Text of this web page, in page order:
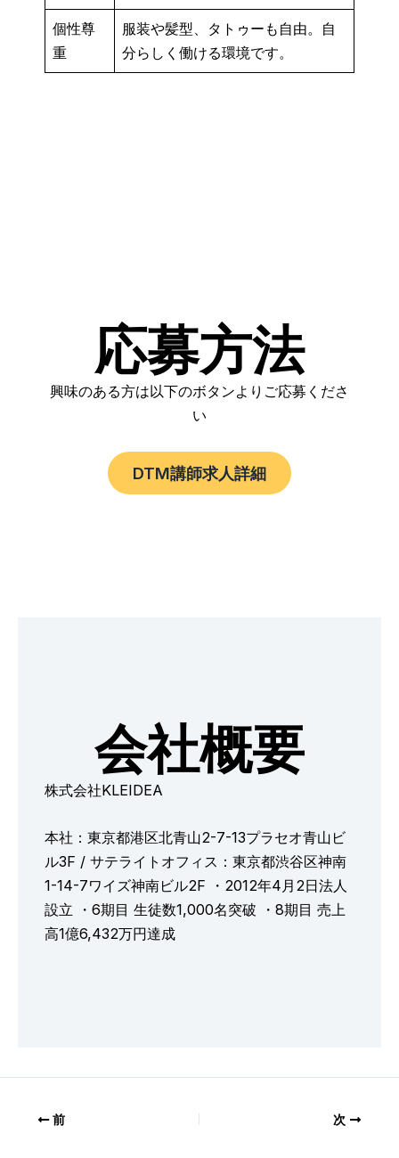
個性尊
重
服装や髪型、タトゥーも自由。自
分らしく働ける環境です。
応募方法
興味のある方は以下のボタンよりご応募くださ
い
DTM講師求人詳細
会社概要
株式会社KLEIDEA
本社：東京都港区北青山2-7-13プラセオ青山ビ
ル3F / サテライトオフィス：東京都渋谷区神南
1-14-7ワイズ神南ビル2F ・2012年4月2日法人
設立 ・6期目 生徒数1,000名突破 ・8期目 売上
高1億6,432万円達成
前 次